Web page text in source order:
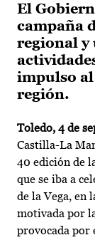
El
campaña
regional y
impulso al
región.
Toledo, 4 de
Castilla-La
40 edición de
que se iba a
de la Vega, en
motivada por
provocada por